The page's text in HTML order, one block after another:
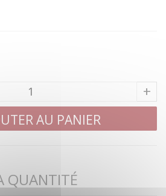
+
AU PANIER
QUANTITÉ